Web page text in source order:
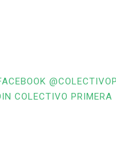
COLECTIVO